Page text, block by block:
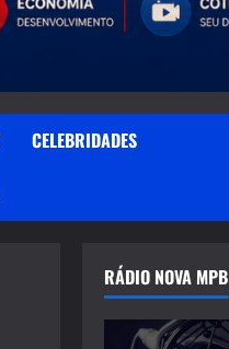
CELEBRIDADES
RÁDIO NOVA MPB